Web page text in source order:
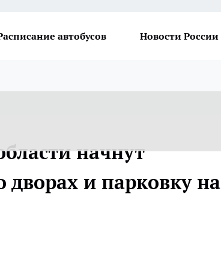
автобусов Новости России
начнут
дворах и парковку на